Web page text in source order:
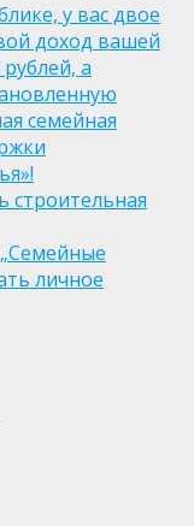
у вас двое
доход вашей
а
семейная
строительная
„Семейные
личное